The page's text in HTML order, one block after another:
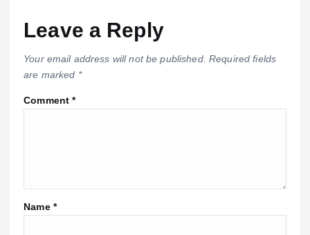
Leave a Reply
Your email address will not be published. Required fields
are marked *
Comment*
Name *